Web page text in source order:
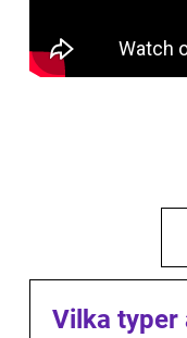
Vilka typer